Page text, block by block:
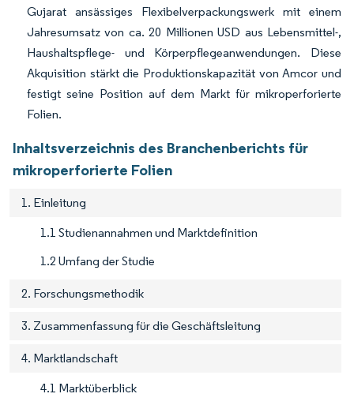
Gujarat ansässiges Flexibelverpackungswerk mit einem
Jahresumsatz von ca. 20 Millionen USD aus Lebensmittel-,
Haushaltspflege- und Körperpflegeanwendungen. Diese
Akquisition stärkt die Produktionskapazität von Amcor und
festigt seine Position auf dem Markt für mikroperforierte
Folien.
Inhaltsverzeichnis des Branchenberichts für
mikroperforierte Folien
1. Einleitung
1.1 Studienannahmen und Marktdefinition
1.2 Umfang der Studie
2. Forschungsmethodik
3. Zusammenfassung für die Geschäftsleitung
4. Marktlandschaft
4.1 Marktüberblick